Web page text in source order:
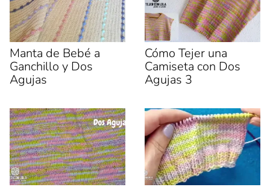
Manta de Bebé a
Ganchillo y Dos
Agujas
Cómo Tejer una
Camiseta con Dos
Agujas 3